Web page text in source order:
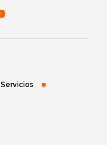
Servicios